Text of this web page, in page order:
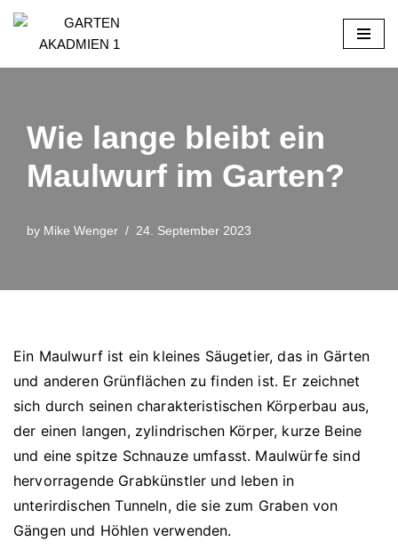
to
Wie lange bleibt ein
Maulwurf im Garten?
by Mike Wenger 24. September 2023
Ein Maulwurf ist ein kleines Säugetier, das in Gärten
und anderen Grünflächen zu finden ist. Er zeichnet
sich durch seinen charakteristischen Körperbau aus,
der einen langen, zylindrischen Körper, kurze Beine
und eine spitze Schnauze umfasst. Maulwürfe sind
hervorragende Grabkünstler und leben in
unterirdischen Tunneln, die sie zum Graben von
Gängen und Höhlen verwenden.